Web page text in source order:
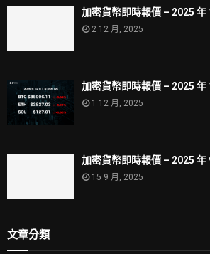
加密貨幣即時報價 – 2025 年
2 12 月, 2025
加密貨幣即時報價 – 2025 年
1 12 月, 2025
加密貨幣即時報價 – 2025 年
15 9 月, 2025
文章分類